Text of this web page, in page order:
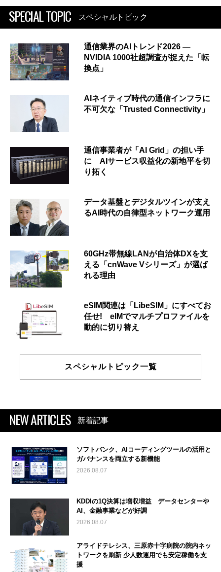
SPECIAL TOPIC スペシャルトピック
通信業界のAIトレンド2026 ―
NVIDIA 1000社超調査が捉えた「転
換点」
AIネイティブ時代の通信インフラに
不可欠な「Trusted Connectivity」
通信事業者が「AI Grid」の担い手
に AIサービス収益化の新地平を切
り拓く
データ基盤とデジタルツインが支え
るAI時代の自律型ネットワーク運用
60GHz帯無線LANが自治体DXを支
える「cnWave Vシリーズ」が選ば
れる理由
eSIM関連は「LibeSIM」にすべてお
任せ! eIMでマルチプロファイルを
動的に切り替え
スペシャルトピック一覧
NEW ARTICLES 新着記事
ソフトバンク、AIコーディングツールの活用と
ガバナンスを両立する新機能
2026.08.07
KDDIの1Q決算は増収増益 データセンターや
AI、金融事業などが好調
2026.08.07
アライドテレシス、三原赤十字病院の院内ネッ
トワークを刷新 少人数運用でも安定稼働を支
援